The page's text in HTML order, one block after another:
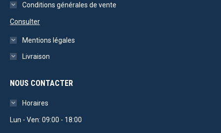
Conditions générales de vente
Consulter
Mentions légales
Livraison
NOUS CONTACTER
Horaires
Lun - Ven: 09:00 - 18:00